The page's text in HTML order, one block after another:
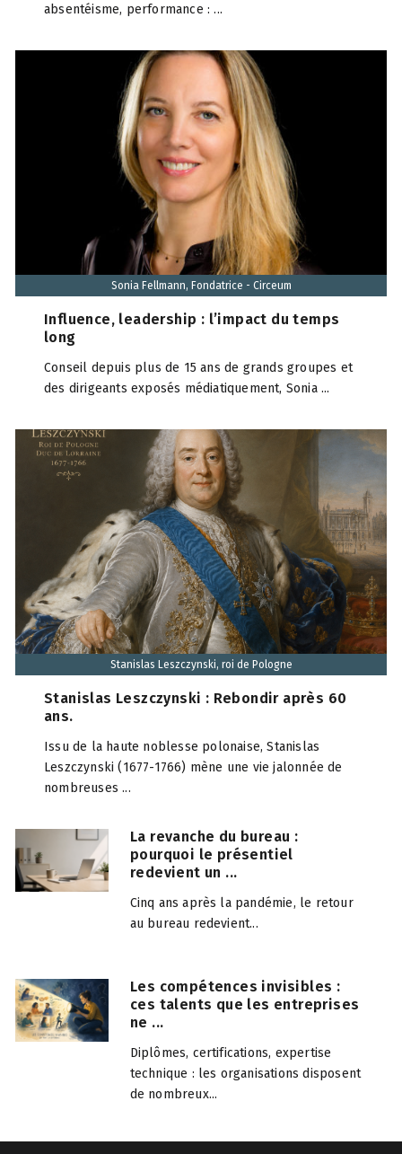
absentéisme, performance : ...
Sonia Fellmann, Fondatrice - Circeum
Influence, leadership : l’impact du temps
long
Conseil depuis plus de 15 ans de grands groupes et
des dirigeants exposés médiatiquement, Sonia ...
Stanislas Leszczynski, roi de Pologne
Stanislas Leszczynski : Rebondir après 60
ans.
Issu de la haute noblesse polonaise, Stanislas
Leszczynski (1677-1766) mène une vie jalonnée de
nombreuses ...
La revanche du bureau :
pourquoi le présentiel
redevient un ...
Cinq ans après la pandémie, le retour
au bureau redevient...
Les compétences invisibles :
ces talents que les entreprises
ne ...
Diplômes, certifications, expertise
technique : les organisations disposent
de nombreux...